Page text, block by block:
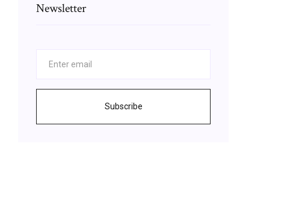
Newsletter
Subscribe